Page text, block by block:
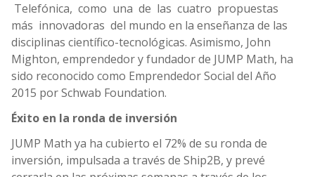
Telefónica, como una de las cuatro propuestas
más innovadoras del mundo en la enseñanza de las
disciplinas científico-tecnológicas. Asimismo, John
Mighton, emprendedor y fundador de JUMP Math, ha
sido reconocido como Emprendedor Social del Año
2015 por Schwab Foundation.
Éxito en la ronda de inversión
JUMP Math ya ha cubierto el 72% de su ronda de
inversión, impulsada a través de Ship2B, y prevé